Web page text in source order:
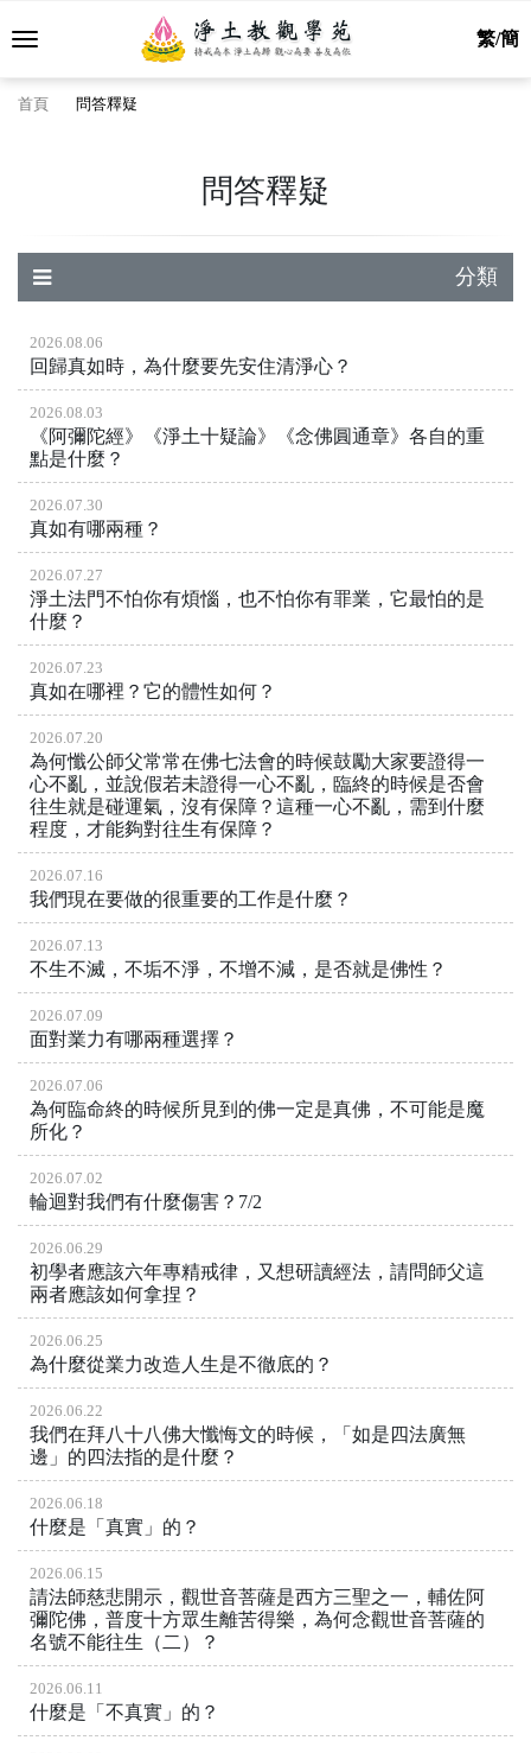
繁/簡
首頁 問答釋疑
問答釋疑
分類
2026.08.06
回歸真如時，為什麼要先安住清淨心？
2026.08.03
《阿彌陀經》《淨土十疑論》《念佛圓通章》各自的重
點是什麼？
2026.07.30
真如有哪兩種？
2026.07.27
淨土法門不怕你有煩惱，也不怕你有罪業，它最怕的是
什麼？
2026.07.23
真如在哪裡？它的體性如何？
2026.07.20
為何懺公師父常常在佛七法會的時候鼓勵大家要證得一
心不亂，並說假若未證得一心不亂，臨終的時候是否會
往生就是碰運氣，沒有保障？這種一心不亂，需到什麼
程度，才能夠對往生有保障？
2026.07.16
我們現在要做的很重要的工作是什麼？
2026.07.13
不生不滅，不垢不淨，不增不減，是否就是佛性？
2026.07.09
面對業力有哪兩種選擇？
2026.07.06
為何臨命終的時候所見到的佛一定是真佛，不可能是魔
所化？
2026.07.02
輪迴對我們有什麼傷害？7/2
2026.06.29
初學者應該六年專精戒律，又想研讀經法，請問師父這
兩者應該如何拿捏？
2026.06.25
為什麼從業力改造人生是不徹底的？
2026.06.22
我們在拜八十八佛大懺悔文的時候，「如是四法廣無
邊」的四法指的是什麼？
2026.06.18
什麼是「真實」的？
2026.06.15
請法師慈悲開示，觀世音菩薩是西方三聖之一，輔佐阿
彌陀佛，普度十方眾生離苦得樂，為何念觀世音菩薩的
名號不能往生（二）？
2026.06.11
什麼是「不真實」的？